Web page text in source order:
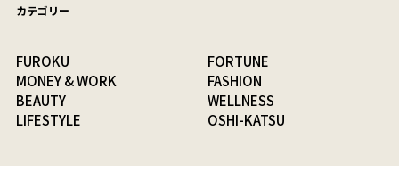
カテゴリー
FUROKU
FORTUNE
MONEY & WORK
FASHION
BEAUTY
WELLNESS
LIFESTYLE
OSHI-KATSU